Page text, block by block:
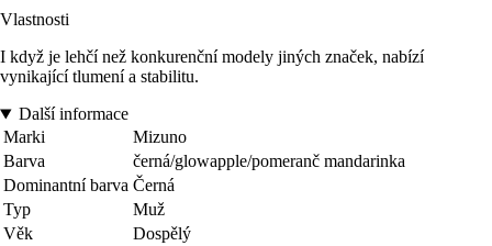
Vlastnosti
I když je lehčí než konkurenční modely jiných značek, nabízí
vynikající tlumení a stabilitu.
Další informace
Marki
Mizuno
Barva
černá/glowapple/pomeranč mandarinka
Dominantní barva Černá
Typ
Muž
Věk
Dospělý